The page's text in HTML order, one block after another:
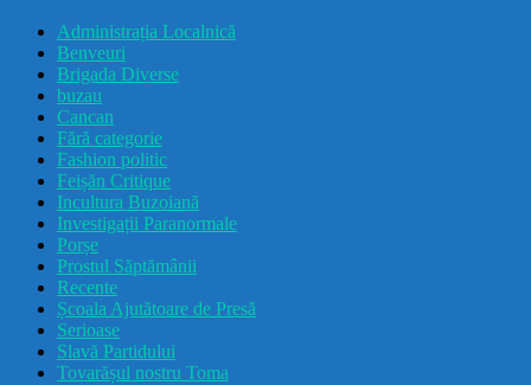
Administrația Localnică
Benveuri
Brigada Diverse
buzau
Cancan
Fără categorie
Fashion politic
Feișăn Critique
Incultura Buzoiană
Investigații Paranormale
Porșe
Prostul Săptămânii
Recente
Școala Ajutătoare de Presă
Serioase
Slavă Partidului
Tovarășul nostru Toma